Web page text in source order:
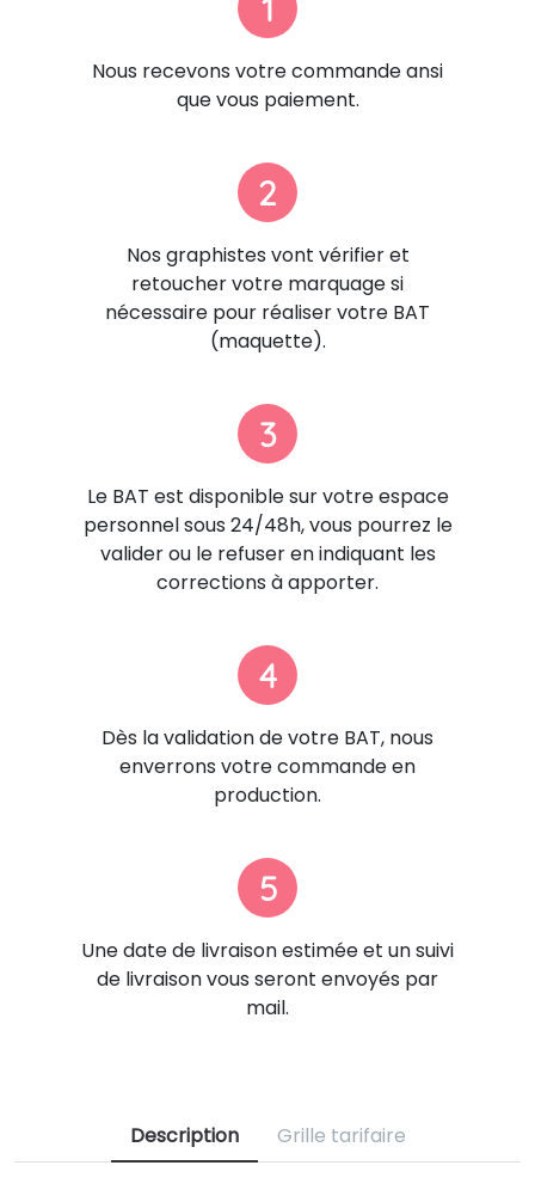
1
Nous recevons votre commande ansi
que vous paiement.
2
Nos graphistes vont vérifier et
retoucher votre marquage si
nécessaire pour réaliser votre BAT
(maquette).
3
Le BAT est disponible sur votre espace
personnel sous 24/48h, vous pourrez le
valider ou le refuser en indiquant les
corrections à apporter.
4
Dès la validation de votre BAT, nous
enverrons votre commande en
production.
5
Une date de livraison estimée et un suivi
de livraison vous seront envoyés par
mail.
Description Grille tarifaire